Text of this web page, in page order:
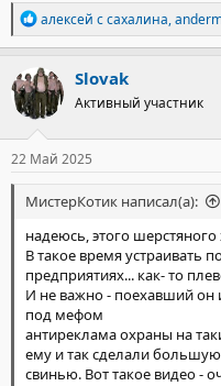
Р
е
а
к
ц
и
и
:
алексей с сахалина,
Slovak
Активный участник
22 Май 2025
МистерКотик написал(а):
надеюсь, этого
В такое время устраивать
предприятиях... как- то
И не важно - поехавший он
под мефом
антиреклама охраны на
ему и так сделали
свинью. Вот такое видео -